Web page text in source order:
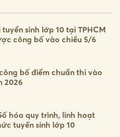
sinh lớp 10 tại TPHCM
công bố vào chiều 5/6
bố điểm chuẩn thi vào
2026
hóa quy trình, linh hoạt
tuyển sinh lớp 10